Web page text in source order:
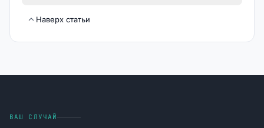
Наверх статьи
ВАШ СЛУЧАЙ